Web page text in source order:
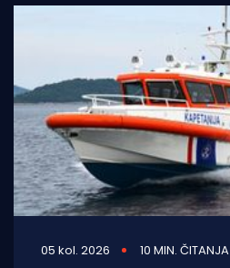
05 kol. 2026 10 MIN. ČITANJA